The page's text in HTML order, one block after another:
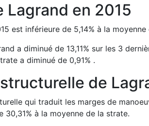
Lagrand en 2015
est inférieure de 5,14% à la
a diminué de 13,11% sur les 3
a diminué de 0,91% .
de
qui traduit les marges de
30,31% à la moyenne de la strate.